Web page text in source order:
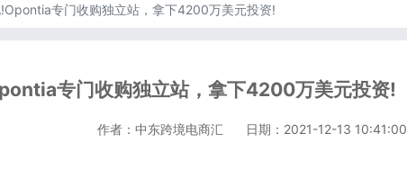
专门收购独立站，拿下4200万美元投资!
专门收购独立站，拿下4200万美元投资!
作者：中东跨境电商汇 日期：2021-12-13 10:41:00